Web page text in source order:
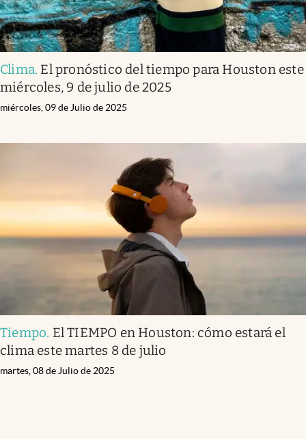
Clima. El pronóstico del tiempo para Houston este
miércoles, 9 de julio de 2025
miércoles, 09 de Julio de 2025
Tiempo. El TIEMPO en Houston: cómo estará el
clima este martes 8 de julio
martes, 08 de Julio de 2025